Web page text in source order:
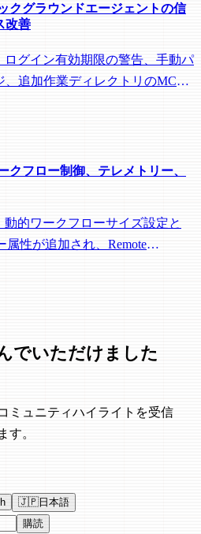
クグラウンドエージェントの信
改善
ログイン有効期限の警告、手動パ
追加作業ディレクトリのMCP
の修正が含まれています。
クフロー制御、テレメトリー、
動的ワークフローサイズ設定と
属性が追加され、Remote
でいただけました
ミュニティハイライトを受信
す。
🇯🇵日本語
購読